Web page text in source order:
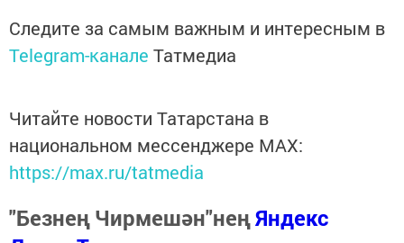
Следите за самым важным и интересным в
Telegram-канале Татмедиа
Читайте новости Татарстана в
национальном мессенджере MАХ:
https://max.ru/tatmedia
"Безнең Чирмешән"неңЯндекс